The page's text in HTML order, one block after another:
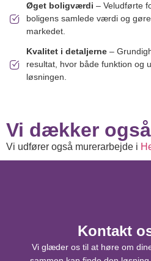
Øget boligværdi – Veludførte
boligens samlede værdi og
markedet.
Kvalitet i detaljerne–
resultat, hvor både funktion og
løsningen.
Vi dækker også
Vi udfører også murerarbejde i
Kontakt
Vi glæder os til at høre om